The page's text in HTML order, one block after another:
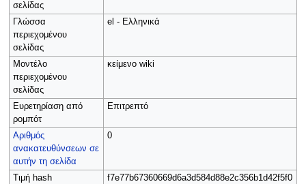
σελίδας
Γλώσσα
περιεχομένου
σελίδας
el - Ελληνικά
Μοντέλο
περιεχομένου
σελίδας
κείμενο wiki
Ευρετηρίαση από
ρομπότ
Επιτρεπτό
Αριθμός
ανακατευθύνσεων σε
αυτήν τη σελίδα
0
Τιμή hash f7e77b67360669d6a3d584d88e2c356b1d42f5f0